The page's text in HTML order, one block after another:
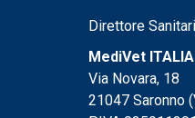
Direttore
MediVet
Via Novara, 18
21047 Saronno